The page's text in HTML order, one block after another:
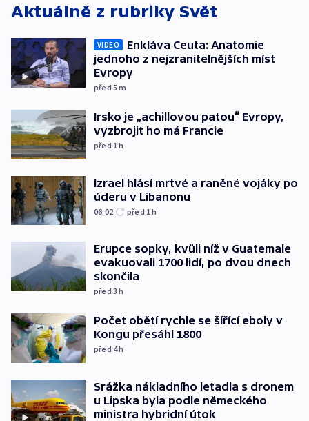
Aktuálně z rubriky Svět
VIDEO
Enkláva Ceuta: Anatomie
jednoho z nejzranitelnějších míst
Evropy
před 5m
Irsko je „achillovou patou“ Evropy,
vyzbrojit ho má Francie
před 1h
Izrael hlásí mrtvé a raněné vojáky po
úderu v Libanonu
06:02 před 1h
Erupce sopky, kvůli níž v Guatemale
evakuovali 1700 lidí, po dvou dnech
skončila
před 3h
Počet obětí rychle se šířící eboly v
Kongu přesáhl 1800
před 4h
Srážka nákladního letadla s dronem
u Lipska byla podle německého
ministra hybridní útok